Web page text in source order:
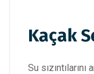
Kaçak
Su